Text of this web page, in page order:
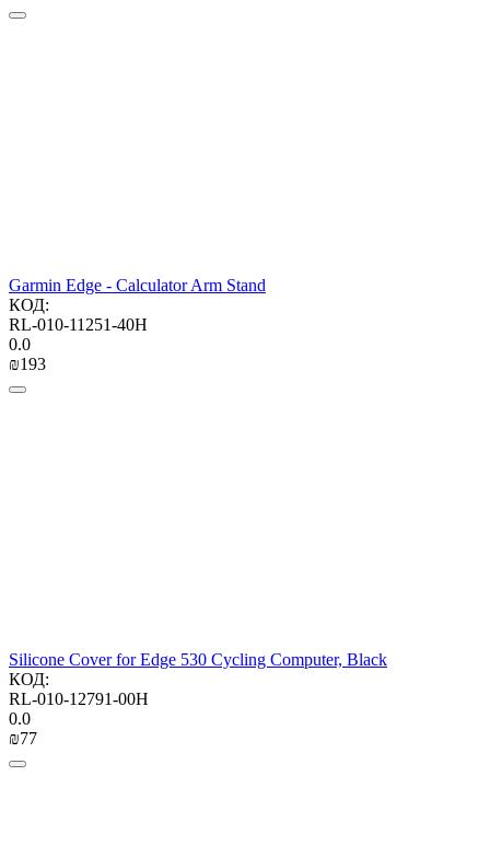
Garmin Edge - Calculator Arm Stand
КОД:
RL-010-11251-40H
0.0
₪‍193‍
Silicone Сover for Edge 530 Сycling Сomputer, Black
КОД:
RL-010-12791-00H
0.0
₪‍77‍